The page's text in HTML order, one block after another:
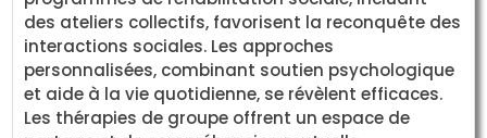
des ateliers collectifs, favorisent la reconquête des
interactions sociales. Les approches
personnalisées, combinant soutien psychologique
et aide à la vie quotidienne, se révèlent efficaces.
Les thérapies de groupe offrent un espace de